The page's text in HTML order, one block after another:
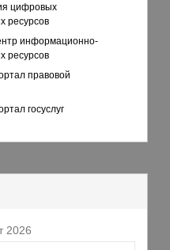
цифровых
ресурсов
информационно-
ресурсов
правовой
госуслуг
2026